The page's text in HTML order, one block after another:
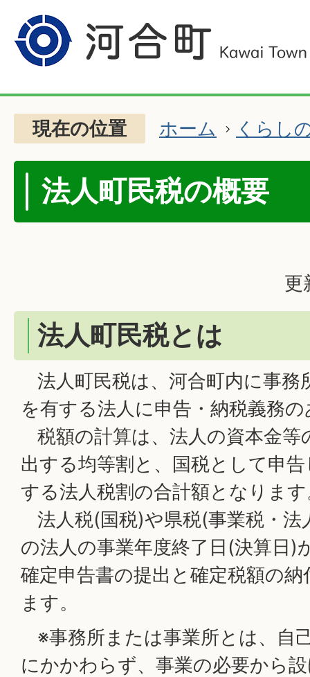
現在の位置 ホーム くらし
法人町民税の概要
更
法人町民税とは
法人町民税は、河合町内に事務
を有する法人に申告・納税義務
税額の計算は、法人の資本金等
出する均等割と、国税として申
する法人税割の合計額となりま
法人税(国税)や県税(事業税・法
の法人の事業年度終了日(決算日)
確定申告書の提出と確定税額の
ます。
※事務所または事業所とは、自
にかかわらず、事業の必要から